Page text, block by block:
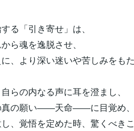
る「引き寄せ」は、
ら魂を逸脱させ、
、より深い迷いや苦しみをも
らの内なる声に耳を澄まし、
真の願い――天命――に目覚め、
、覚悟を定めた時、驚くべき